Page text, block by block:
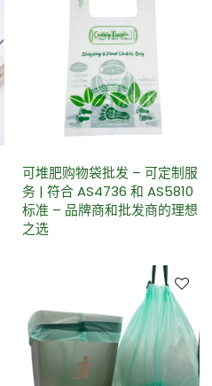
可堆肥购物袋批发 – 可定制服
务 | 符合 AS4736 和 AS5810
标准 – 品牌商和批发商的理想
之选